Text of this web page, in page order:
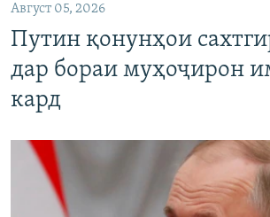
Август 05, 2026
Путин қонунҳои
дар бораи муҳоҷирон
кард